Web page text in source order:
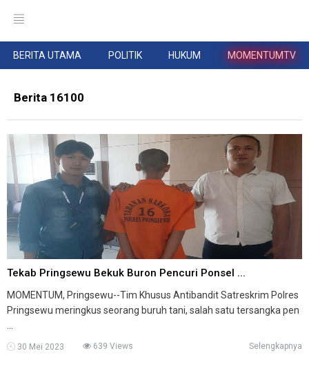
BERITA UTAMA POLITIK HUKUM MOMENTUMTV
Berita 16100
Tekab Pringsewu Bekuk Buron Pencuri Ponsel ...
MOMENTUM, Pringsewu--Tim Khusus Antibandit Satreskrim Polres
Pringsewu meringkus seorang buruh tani, salah satu tersangka pen
30 Mei 2023 639 Views Selengkapnya